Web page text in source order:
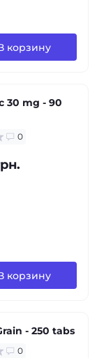
корзину
30 mg - 90
0
корзину
- 250 tabs
0